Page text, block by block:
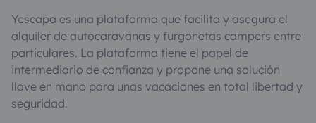
Yescapa es una plataforma que facilita y asegura el
alquiler de autocaravanas y furgonetas campers entre
particulares. La plataforma tiene el papel de
intermediario de confianza y propone una solución
llave en mano para unas vacaciones en total libertad y
seguridad.